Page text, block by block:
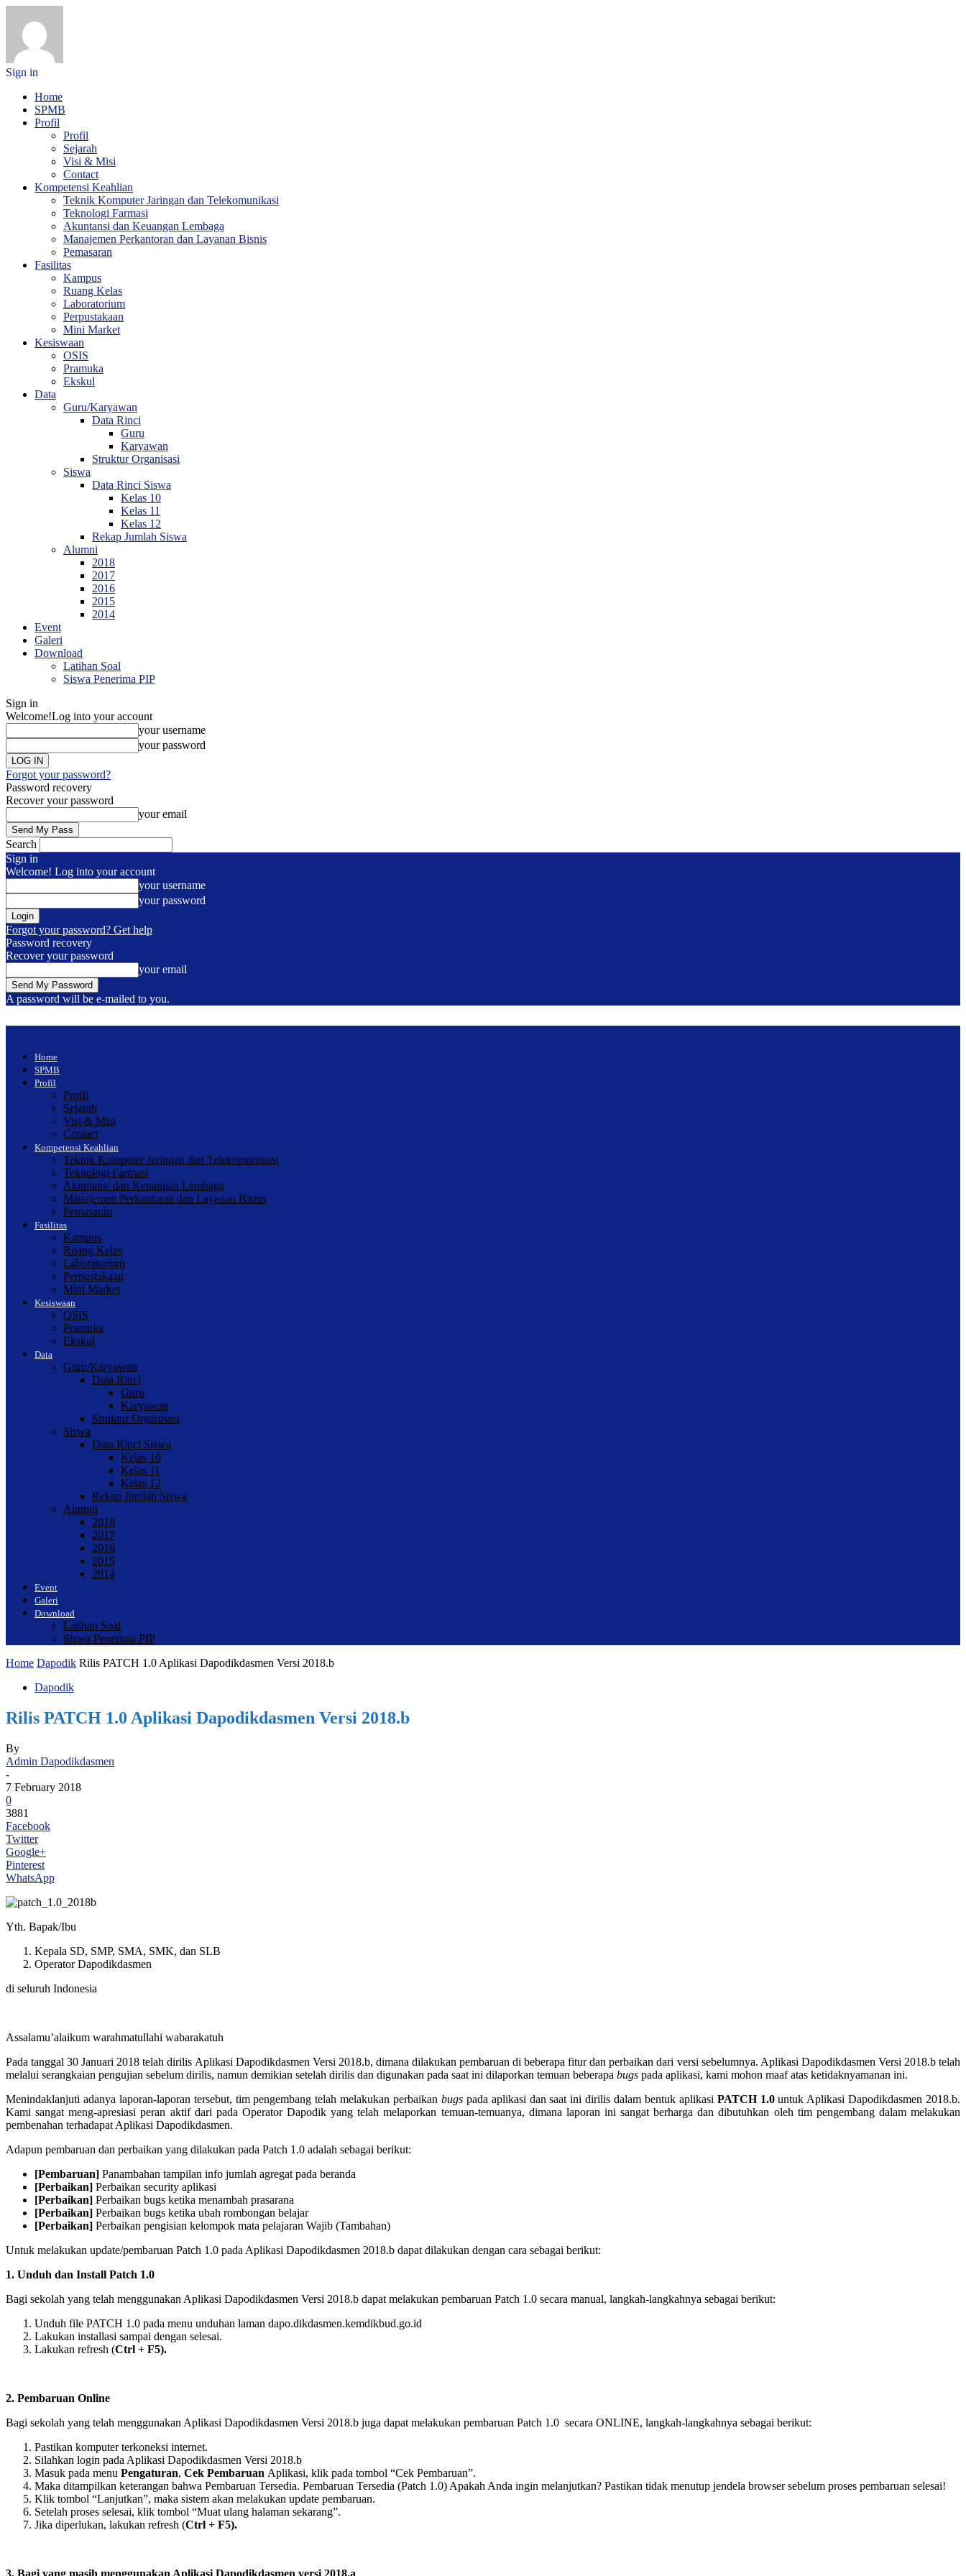
Sign in
Home
SPMB
Profil
Profil
Sejarah
Visi & Misi
Contact
Kompetensi Keahlian
Teknik Komputer Jaringan dan Telekomunikasi
Teknologi Farmasi
Akuntansi dan Keuangan Lembaga
Manajemen Perkantoran dan Layanan Bisnis
Pemasaran
Fasilitas
Kampus
Ruang Kelas
Laboratorium
Perpustakaan
Mini Market
Kesiswaan
OSIS
Pramuka
Ekskul
Data
Guru/Karyawan
Data Rinci
Guru
Karyawan
Struktur Organisasi
Siswa
Data Rinci Siswa
Kelas 10
Kelas 11
Kelas 12
Rekap Jumlah Siswa
Alumni
2018
2017
2016
2015
2014
Event
Galeri
Download
Latihan Soal
Siswa Penerima PIP
Sign in
Welcome!Log into your account
your username
your password
Forgot your password?
Password recovery
Recover your password
your email
Search
Sign in
Welcome! Log into your account
your username
your password
Forgot your password? Get help
Password recovery
Recover your password
your email
A password will be e-mailed to you.
Home
SPMB
Profil
Profil
Sejarah
Visi & Misi
Contact
Kompetensi Keahlian
Teknik Komputer Jaringan dan Telekomunikasi
Teknologi Farmasi
Akuntansi dan Keuangan Lembaga
Manajemen Perkantoran dan Layanan Bisnis
Pemasaran
Fasilitas
Kampus
Ruang Kelas
Laboratorium
Perpustakaan
Mini Market
Kesiswaan
OSIS
Pramuka
Ekskul
Data
Guru/Karyawan
Data Rinci
Guru
Karyawan
Struktur Organisasi
Siswa
Data Rinci Siswa
Kelas 10
Kelas 11
Kelas 12
Rekap Jumlah Siswa
Alumni
2018
2017
2016
2015
2014
Event
Galeri
Download
Latihan Soal
Siswa Penerima PIP
Home Dapodik Rilis PATCH 1.0 Aplikasi Dapodikdasmen Versi 2018.b
Dapodik
Rilis PATCH 1.0 Aplikasi Dapodikdasmen Versi 2018.b
By
Admin Dapodikdasmen
-
7 February 2018
0
3881
Facebook
Twitter
Google+
Pinterest
WhatsApp
Yth. Bapak/Ibu
Kepala SD, SMP, SMA, SMK, dan SLB
Operator Dapodikdasmen
di seluruh Indonesia
Assalamu’alaikum warahmatullahi wabarakatuh
Pada tanggal 30 Januari 2018 telah dirilis Aplikasi Dapodikdasmen Versi 2018.b, dimana dilakukan pembaruan di beberapa fitur dan perbaikan dari versi sebelumnya. Aplikasi Dapodikdasmen Versi 2018.b telah
melalui serangkaian pengujian sebelum dirilis, namun demikian setelah dirilis dan digunakan pada saat ini dilaporkan temuan beberapa bugs pada aplikasi, kami mohon maaf atas ketidaknyamanan ini.
Menindaklanjuti adanya laporan-laporan tersebut, tim pengembang telah melakukan perbaikan bugspada aplikasi dan saat ini dirilis dalam bentuk aplikasi PATCH 1.0untuk Aplikasi Dapodikdasmen 2018.b.
Kami sangat meng-apresiasi peran aktif dari pada Operator Dapodik yang telah melaporkan temuan-temuanya, dimana laporan ini sangat berharga dan dibutuhkan oleh tim pengembang dalam melakukan
pembenahan terhadapat Aplikasi Dapodikdasmen.
Adapun pembaruan dan perbaikan yang dilakukan pada Patch 1.0 adalah sebagai berikut:
[Pembaruan] Panambahan tampilan info jumlah agregat pada beranda
[Perbaikan] Perbaikan security aplikasi
[Perbaikan] Perbaikan bugs ketika menambah prasarana
[Perbaikan] Perbaikan bugs ketika ubah rombongan belajar
[Perbaikan] Perbaikan pengisian kelompok mata pelajaran Wajib (Tambahan)
Untuk melakukan update/pembaruan Patch 1.0 pada Aplikasi Dapodikdasmen 2018.b dapat dilakukan dengan cara sebagai berikut:
1. Unduh dan Install Patch 1.0
Bagi sekolah yang telah menggunakan Aplikasi Dapodikdasmen Versi 2018.b dapat melakukan pembaruan Patch 1.0 secara manual, langkah-langkahnya sebagai berikut:
Unduh file PATCH 1.0 pada menu unduhan laman dapo.dikdasmen.kemdikbud.go.id
Lakukan installasi sampai dengan selesai.
Lakukan refresh (Ctrl + F5).
2. Pembaruan Online
Bagi sekolah yang telah menggunakan Aplikasi Dapodikdasmen Versi 2018.b juga dapat melakukan pembaruan Patch 1.0 secara ONLINE, langkah-langkahnya sebagai berikut:
Pastikan komputer terkoneksi internet.
Silahkan login pada Aplikasi Dapodikdasmen Versi 2018.b
Masuk pada menu Pengaturan, Cek Pembaruan Aplikasi, klik pada tombol “Cek Pembaruan”.
Maka ditampilkan keterangan bahwa Pembaruan Tersedia. Pembaruan Tersedia (Patch 1.0) Apakah Anda ingin melanjutkan? Pastikan tidak menutup jendela browser sebelum proses pembaruan selesai!
Klik tombol “Lanjutkan”, maka sistem akan melakukan update pembaruan.
Setelah proses selesai, klik tombol “Muat ulang halaman sekarang”.
Jika diperlukan, lakukan refresh (Ctrl + F5).
3. Bagi yang masih menggunakan Aplikasi Dapodikdasmen versi 2018.a